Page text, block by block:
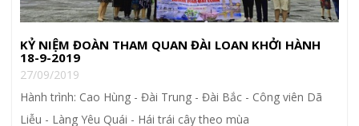
KỶ NIỆM ĐOÀN THAM QUAN ĐÀI LOAN KHỞI HÀNH
18-9-2019
27/09/2019
Hành trình: Cao Hùng - Đài Trung - Đài Bắc - Công viên Dã
Liễu - Làng Yêu Quái - Hái trái cây theo mùa